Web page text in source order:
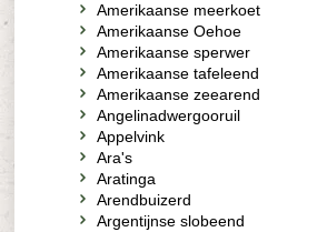
Amerikaanse meerkoet
Amerikaanse Oehoe
Amerikaanse sperwer
Amerikaanse tafeleend
Amerikaanse zeearend
Angelinadwergooruil
Appelvink
Ara's
Aratinga
Arendbuizerd
Argentijnse slobeend